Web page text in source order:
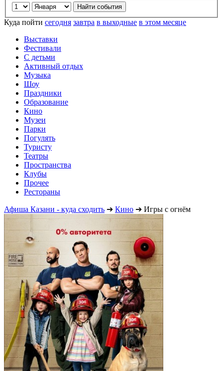
Куда пойти сегодня завтра в выходные в этом месяце
Выставки
Фестивали
С детьми
Активный отдых
Музыка
Шоу
Праздники
Образование
Кино
Музеи
Парки
Погулять
Туристу
Театры
Пространства
Клубы
Прочее
Рестораны
Афиша Казани - куда сходить ➔ Кино ➔ Игры с огнём